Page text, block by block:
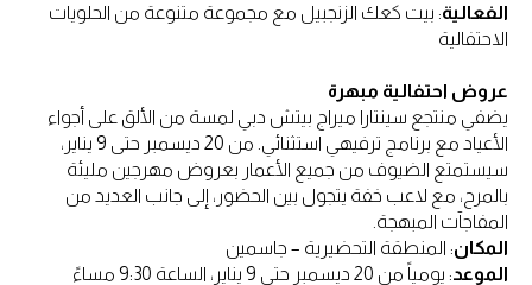
الفعالية: بيت كعك الزنجبيل مع مجموعة متنوعة من الحلويات
الاحتفالية
عروض احتفالية مبهرة
يضفي منتجع سينتارا ميراج بيتش دبي لمسة من الألق على أجواء
الأعياد مع برنامج ترفيهي استثنائي. من 20 ديسمبر حتى 9 يناير،
سيستمتع الضيوف من جميع الأعمار بعروض مهرجين مليئة
بالمرح، مع لاعب خفة يتجول بين الحضور، إلى جانب العديد من
المفاجآت المبهجة.
المكان: المنطقة التحضيرية – جاسمين
الموعد: يومياً من 20 ديسمبر حتى 9 يناير، الساعة 9:30 مساءً